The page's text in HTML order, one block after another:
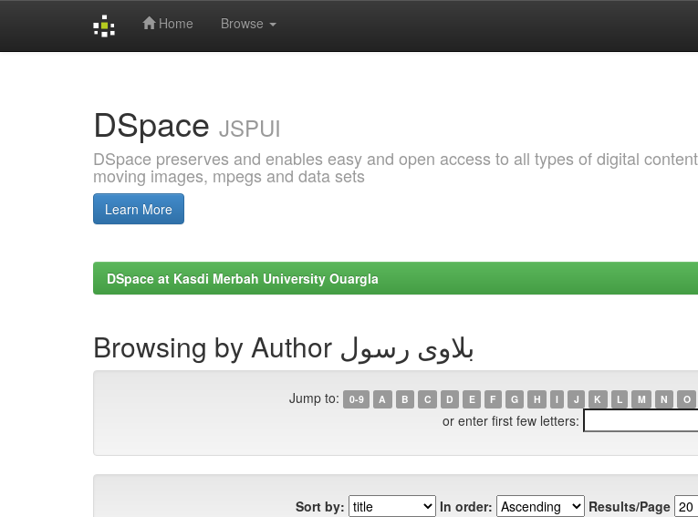
Home Browse
DSpace JSPUI
DSpace preserves and enables easy and open access to all types of digital
moving images, mpegs and data sets
Learn More
DSpace at Kasdi Merbah University Ouargla
Browsing by Author بلاوی رسول
Jump to: 0-9 A B C D E F G H I J K L M N O
or enter first few letters:
Sort by: In order: Results/Page